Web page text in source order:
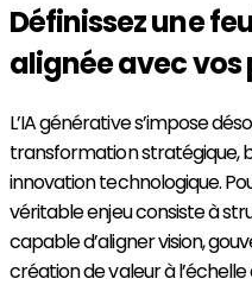
Définissez une
alignée avec
L’IA générative s’impose
transformation stratégique,
innovation technologique.
véritable enjeu consiste à
capable d’aligner vision,
création de valeur à l’échelle